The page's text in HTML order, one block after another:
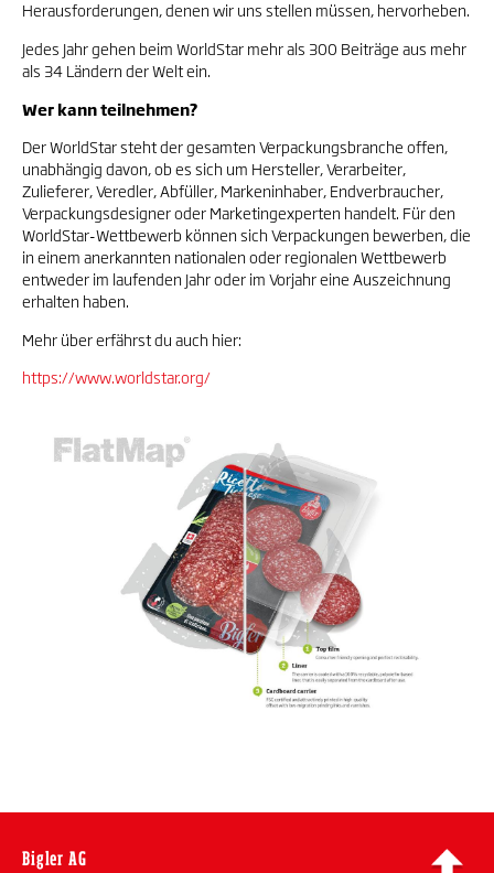
Herausforderungen, denen wir uns stellen müssen, hervorheben.
Jedes Jahr gehen beim WorldStar mehr als 300 Beiträge aus mehr
als 34 Ländern der Welt ein.
Wer kann teilnehmen?
Der WorldStar steht der gesamten Verpackungsbranche offen,
unabhängig davon, ob es sich um Hersteller, Verarbeiter,
Zulieferer, Veredler, Abfüller, Markeninhaber, Endverbraucher,
Verpackungsdesigner oder Marketingexperten handelt. Für den
WorldStar-Wettbewerb können sich Verpackungen bewerben, die
in einem anerkannten nationalen oder regionalen Wettbewerb
entweder im laufenden Jahr oder im Vorjahr eine Auszeichnung
erhalten haben.
Mehr über erfährst du auch hier:
https://www.worldstar.org/
Bigler AG